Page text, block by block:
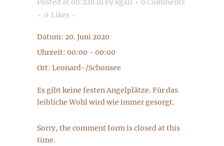
Posted at 00:22h inbykgall
0 Comments
0 Likes
Datum: 20. Juni 2020
Uhrzeit: 00:00 - 00:00
Ort: Leonard-/Schonsee
Es gibt keine festen Angelplätze. Für das
leibliche Wohl wird wie immer gesorgt.
Sorry, the comment form is closed at this
time.